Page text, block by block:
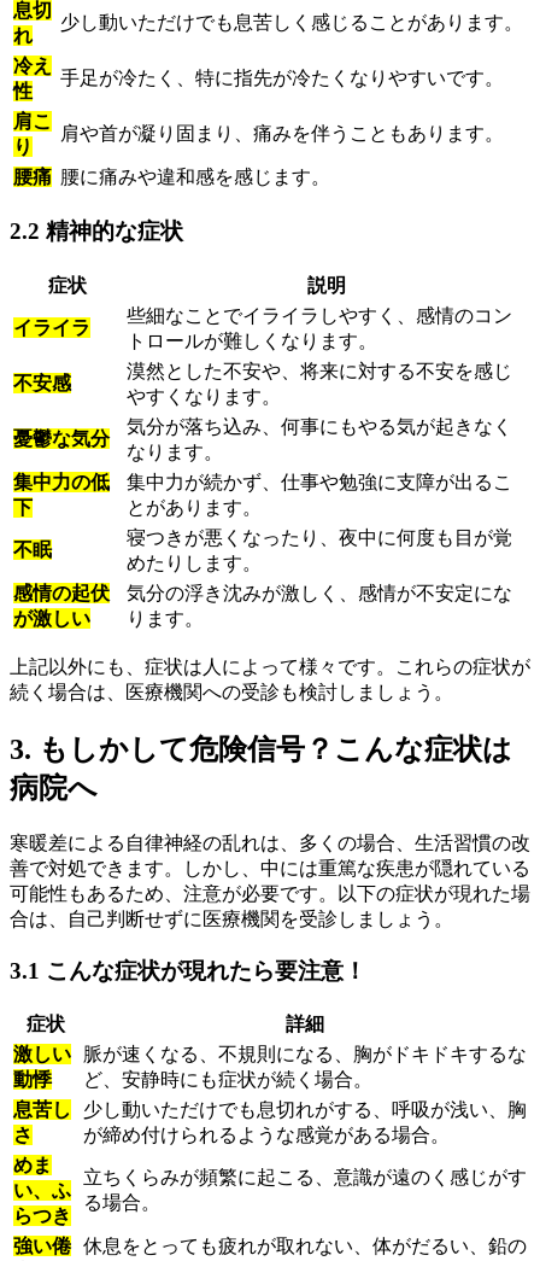
息切
れ
少し動いただけでも息苦しく感じることがあります。
冷え
性
手足が冷たく、特に指先が冷たくなりやすいです。
肩こ
り
肩や首が凝り固まり、痛みを伴うこともあります。
腰痛 腰に痛みや違和感を感じます。
2.2 精神的な症状
症状 説明
イライラ
些細なことでイライラしやすく、感情のコン
トロールが難しくなります。
不安感
漠然とした不安や、将来に対する不安を感じ
やすくなります。
憂鬱な気分
気分が落ち込み、何事にもやる気が起きなく
なります。
集中力の低
下
集中力が続かず、仕事や勉強に支障が出るこ
とがあります。
不眠
寝つきが悪くなったり、夜中に何度も目が覚
めたりします。
感情の起伏
が激しい
気分の浮き沈みが激しく、感情が不安定にな
ります。
上記以外にも、症状は人によって様々です。これらの症状が
続く場合は、医療機関への受診も検討しましょう。
3. もしかして危険信号？こんな症状は
病院へ
寒暖差による自律神経の乱れは、多くの場合、生活習慣の改
善で対処できます。しかし、中には重篤な疾患が隠れている
可能性もあるため、注意が必要です。以下の症状が現れた場
合は、自己判断せずに医療機関を受診しましょう。
3.1 こんな症状が現れたら要注意！
症状
詳細
激しい
動悸
脈が速くなる、不規則になる、胸がドキドキするな
ど、安静時にも症状が続く場合。
息苦し
さ
少し動いただけでも息切れがする、呼吸が浅い、胸
が締め付けられるような感覚がある場合。
めま
い、ふ
らつき
立ちくらみが頻繁に起こる、意識が遠のく感じがす
る場合。
強い倦 休息をとっても疲れが取れない、体がだるい、鉛の